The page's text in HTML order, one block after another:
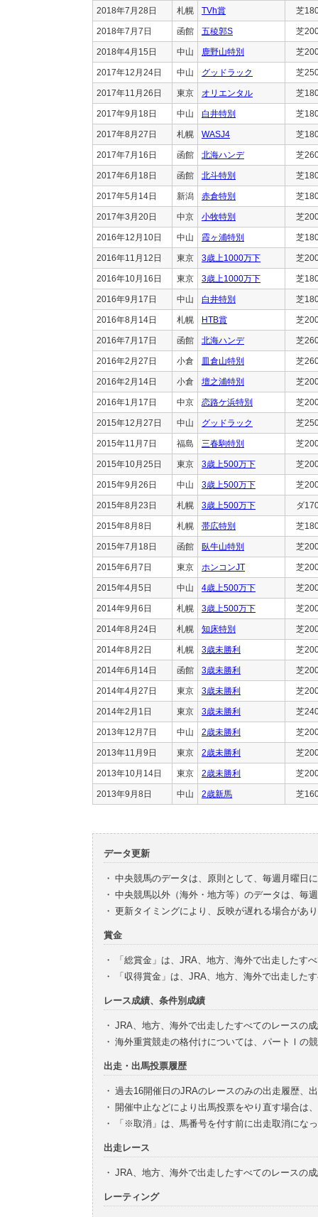
2018年7月28日 札幌 TVh賞 芝
2018年7月7日 函館 五稜郭S 芝
2018年4月15日 中山 鹿野山特別 芝
2017年12月24日 中山 グッドラック 芝
2017年11月26日 東京 オリエンタル 芝
2017年9月18日 中山 白井特別 芝
2017年8月27日 札幌 WASJ4 芝
2017年7月16日 函館 北海ハンデ 芝
2017年6月18日 函館 北斗特別 芝
2017年5月14日 新潟 赤倉特別 芝
2017年3月20日 中京 小牧特別 芝
2016年12月10日 中山 霞ヶ浦特別 芝
2016年11月12日 東京 3歳上1000万下 芝
2016年10月16日 東京 3歳上1000万下 芝
2016年9月17日 中山 白井特別 芝
2016年8月14日 札幌 HTB賞 芝
2016年7月17日 函館 北海ハンデ 芝
2016年2月27日 小倉 皿倉山特別 芝
2016年2月14日 小倉 壇之浦特別 芝
2016年1月17日 中京 恋路ケ浜特別 芝
2015年12月27日 中山 グッドラック 芝
2015年11月7日 福島 三春駒特別 芝
2015年10月25日 東京 3歳上500万下 芝
2015年9月26日 中山 3歳上500万下 芝
2015年8月23日 札幌 3歳上500万下 ダ
2015年8月8日 札幌 帯広特別 芝
2015年7月18日 函館 臥牛山特別 芝
2015年6月7日 東京 ホンコンJT 芝
2015年4月5日 中山 4歳上500万下 芝
2014年9月6日 札幌 3歳上500万下 芝
2014年8月24日 札幌 知床特別 芝
2014年8月2日 札幌 3歳未勝利 芝
2014年6月14日 函館 3歳未勝利 芝
2014年4月27日 東京 3歳未勝利 芝
2014年2月1日 東京 3歳未勝利 芝
2013年12月7日 中山 2歳未勝利 芝
2013年11月9日 東京 2歳未勝利 芝
2013年10月14日 東京 2歳未勝利 芝
2013年9月8日 中山 2歳新馬 芝
データ更新
・ 中央競馬のデータは、原則として、毎週月曜日
・ 中央競馬以外（海外・地方等）のデータは、毎
・ 更新タイミングにより、反映が遅れる場合があ
賞金
・
「総賞金」は、JRA、地方、海外で出走したす
・
「収得賞金」は、JRA、地方、海外で出走した
レース成績、条件別成績
・ JRA、地方、海外で出走したすべてのレースの
・ 海外重賞競走の格付けについては、パートⅠの
出走・出馬投票履歴
・ 過去16開催日のJRAのレースのみの出走履歴、
・ 開催中止などにより出馬投票をやり直す場合は
・
「※取消」は、馬番号を付す前に出走取消にな
出走レース
・ JRA、地方、海外で出走したすべてのレースの
レーティング